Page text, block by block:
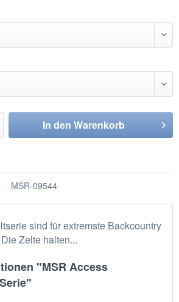
In den Warenkorb
MSR-09544
sind für extremste Backcountry
Zelte halten...
"MSR Access